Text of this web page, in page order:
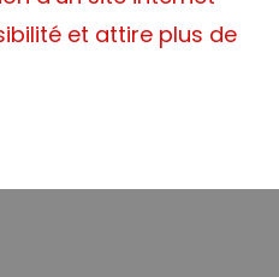
et attire plus de